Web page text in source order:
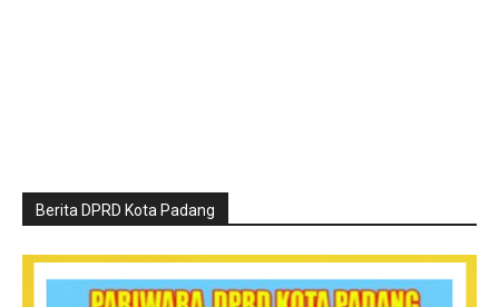
Berita DPRD Kota Padang